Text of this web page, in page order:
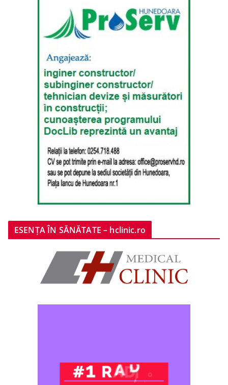
ESENȚA ÎN SĂNĂTATE – hclinic.ro